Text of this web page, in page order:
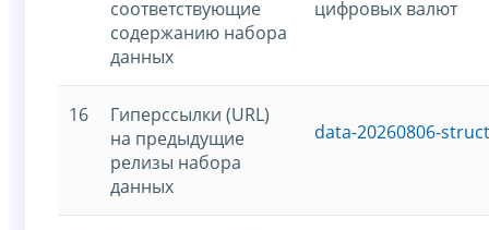
соответствующие
содержанию набора
данных
цифровых валют
16
Гиперссылки (URL)
на предыдущие
релизы набора
данных
data-20260806-